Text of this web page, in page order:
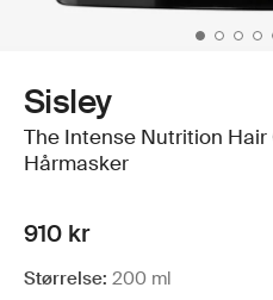
Sisley
The Intense Nutrition
Hårmasker
910 kr
Størrelse: 200 ml